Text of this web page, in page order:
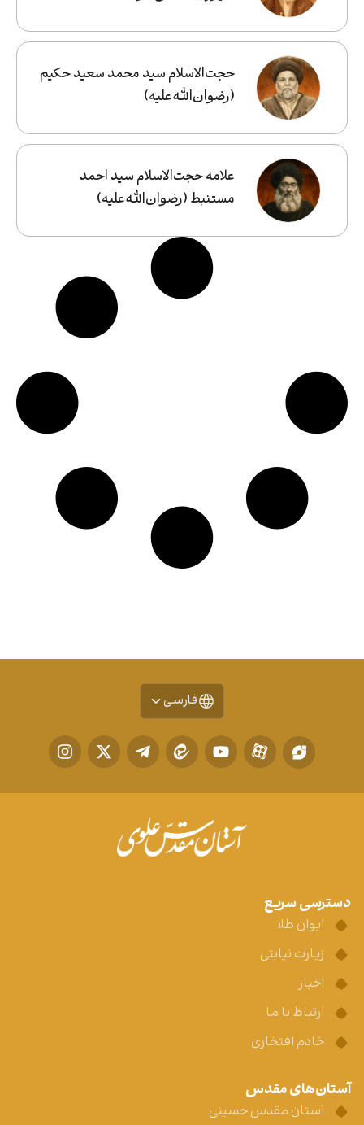
حجت‌الاسلام سید محمد سعید حکیم
(رضوان‌الله‌علیه)
علامه حجت‌الاسلام سید احمد
مستنبط (رضوان‌الله‌علیه)
فارسی
دسترسی سریع
ایوان طلا
زیارت نیابتی
اخبار
ارتباط با ما
خادم افتخاری
آستان‌های مقدس
آستان مقدس حسینی